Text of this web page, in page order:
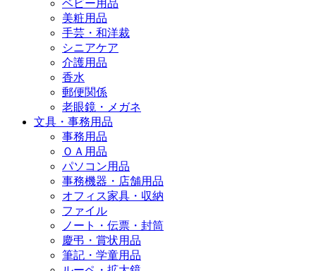
ベビー用品
美粧用品
手芸・和洋裁
シニアケア
介護用品
香水
郵便関係
老眼鏡・メガネ
文具・事務用品
事務用品
ＯＡ用品
パソコン用品
事務機器・店舗用品
オフィス家具・収納
ファイル
ノート・伝票・封筒
慶弔・賞状用品
筆記・学童用品